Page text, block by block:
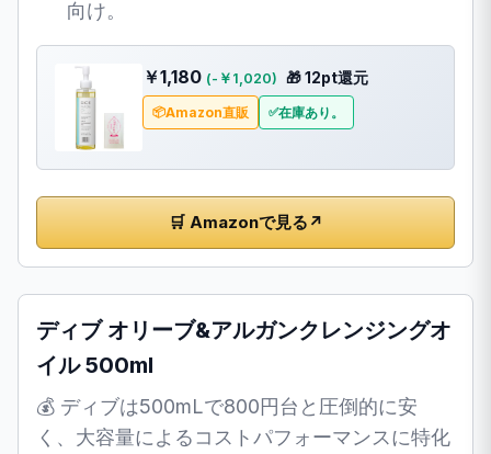
向け。
￥1,180 (-￥1,020) 🎁 12pt還元
Amazon直販 在庫あり。
🛒 Amazonで見る ↗
ディブ オリーブ&アルガンクレンジングオ
イル 500ml
💰 ディブは500mLで800円台と圧倒的に安
く、大容量によるコストパフォーマンスに特化